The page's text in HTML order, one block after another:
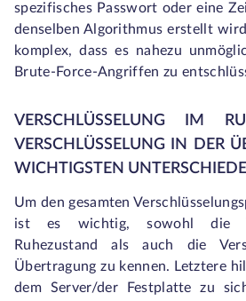
spezifisches Passwort oder eine
denselben Algorithmus erstellt
komplex, dass es nahezu
Brute-Force-Angriffen zu
VERSCHLÜSSELUNG IM
VERSCHLÜSSELUNG IN DER
WICHTIGSTEN UNTERSCHIEDE
Um den gesamten
ist es wichtig, sowohl die
Ruhezustand als auch die
Übertragung zu kennen. Letztere
dem Server/der Festplatte zu